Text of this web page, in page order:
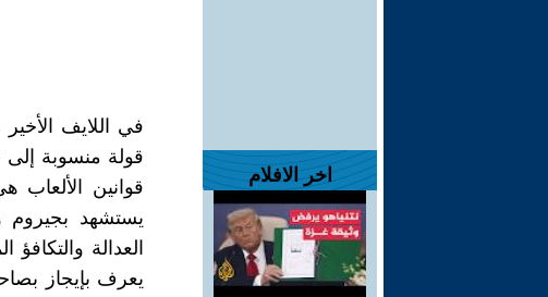
اخر الافلام
في اللايف
قولة منسوبة
قوانين
يستشهد
العدالة
يعرف بإيجاز